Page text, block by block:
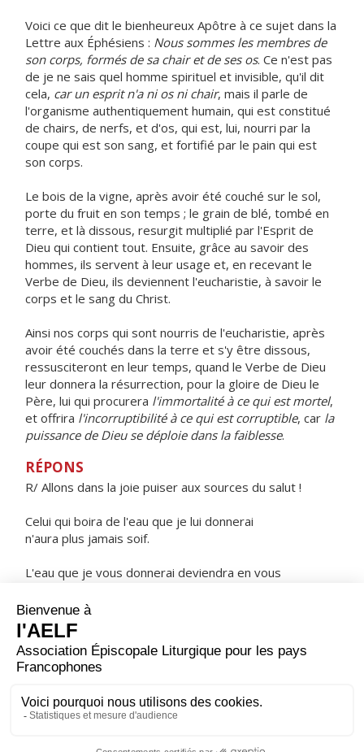
Voici ce que dit le bienheureux Apôtre à ce sujet dans la
Lettre aux Éphésiens : Nous sommes les membres de
son corps, formés de sa chair et de ses os. Ce n'est pas
de je ne sais quel homme spirituel et invisible, qu'il dit
cela, car un esprit n'a ni os ni chair, mais il parle de
l'organisme authentiquement humain, qui est constitué
de chairs, de nerfs, et d'os, qui est, lui, nourri par la
coupe qui est son sang, et fortifié par le pain qui est
son corps.
Le bois de la vigne, après avoir été couché sur le sol,
porte du fruit en son temps ; le grain de blé, tombé en
terre, et là dissous, resurgit multiplié par l'Esprit de
Dieu qui contient tout. Ensuite, grâce au savoir des
hommes, ils servent à leur usage et, en recevant le
Verbe de Dieu, ils deviennent l'eucharistie, à savoir le
corps et le sang du Christ.
Ainsi nos corps qui sont nourris de l'eucharistie, après
avoir été couchés dans la terre et s'y être dissous,
ressusciteront en leur temps, quand le Verbe de Dieu
leur donnera la résurrection, pour la gloire de Dieu le
Père, lui qui procurera l'immortalité à ce qui est mortel,
et offrira l'incorruptibilité à ce qui est corruptible, car la
puissance de Dieu se déploie dans la faiblesse.
RÉPONS
R/ Allons dans la joie puiser aux sources du salut !
Celui qui boira de l'eau que je lui donnerai
n'aura plus jamais soif.
L'eau que je vous donnerai deviendra en vous
ORAISON
Dieu éternel et tout-puissant, nous implorons avec plus
révèle davantage : puisque tu nous as dégagés de nos
erreurs, fais-nous adhérer plus fermement à la vérité.